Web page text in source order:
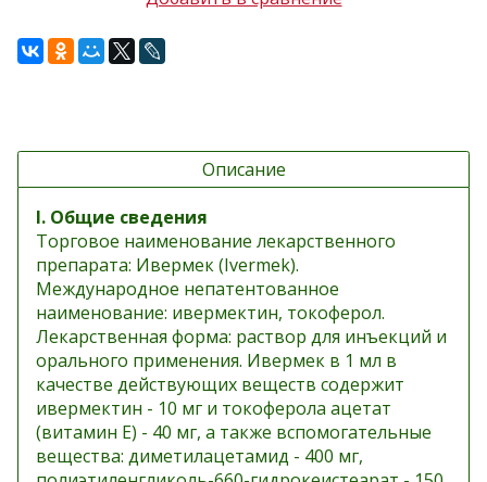
Описание
I. Общие сведения
Торговое наименование лекарственного
препарата: Ивермек (Ivermek).
Международное непатентованное
наименование: ивермектин, токоферол.
Лекарственная форма: раствор для инъекций и
орального применения. Ивермек в 1 мл в
качестве действующих веществ содержит
ивермектин - 10 мг и токоферола ацетат
(витамин Е) - 40 мг, а также вспомогательные
вещества: диметилацетамид - 400 мг,